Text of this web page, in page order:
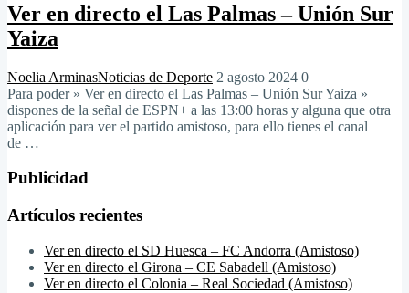
Ver en directo el Las Palmas – Unión Sur
Yaiza
Noelia ArminasNoticias de Deporte 2 agosto 2024 0
Para poder » Ver en directo el Las Palmas – Unión Sur Yaiza »
dispones de la señal de ESPN+ a las 13:00 horas y alguna que otra
aplicación para ver el partido amistoso, para ello tienes el canal
de …
Publicidad
Artículos recientes
Ver en directo el SD Huesca – FC Andorra (Amistoso)
Ver en directo el Girona – CE Sabadell (Amistoso)
Ver en directo el Colonia – Real Sociedad (Amistoso)